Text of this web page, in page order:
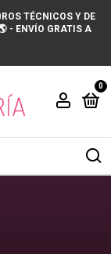
TÉCNICOS Y DE
- ENVÍO GRATIS A
0